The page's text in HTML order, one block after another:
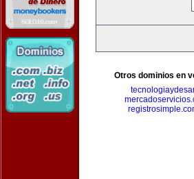
Otros dominios en